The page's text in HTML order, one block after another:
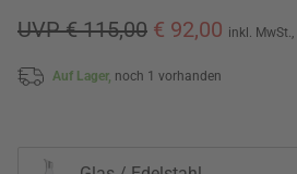
UVP € 115,00 € 92,00 inkl. MwSt.,
Auf Lager, noch 1 vorhanden